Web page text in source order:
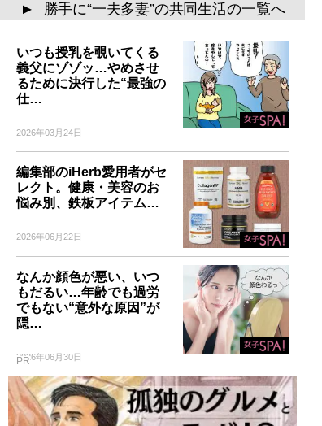
▲ 勝手に“一夫多妻”の共同生活の一覧へ
いつも授乳を覗いてくる
義父にゾゾッ…やめさせ
るために決行した“最強の
仕…
2026年03月24日
編集部のiHerb愛用者がセ
レクト。健康・美容のお
悩み別、鉄板アイテム…
2026年06月22日
なんか顔色が悪い、いつ
もだるい…年齢でも過労
でもない“意外な原因”が
隠…
2026年06月30日
PR